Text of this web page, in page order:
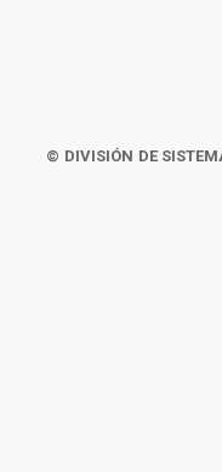
© DIVISIÓN DE